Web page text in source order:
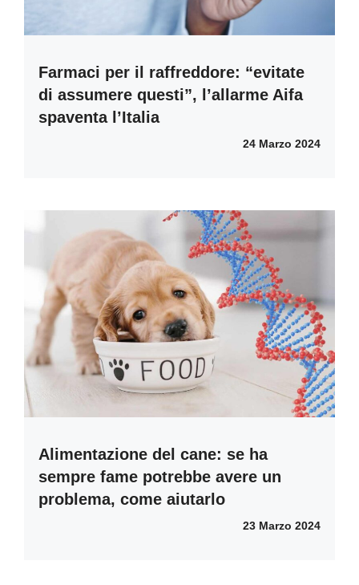
Farmaci per il raffreddore: “evitate
di assumere questi”, l’allarme Aifa
spaventa l’Italia
24 Marzo 2024
Alimentazione del cane: se ha
sempre fame potrebbe avere un
problema, come aiutarlo
23 Marzo 2024